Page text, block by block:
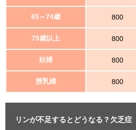
65～74歳 800
75歳以上 800
妊婦 800
授乳婦 800
リンが不足するとどうなる？欠乏症